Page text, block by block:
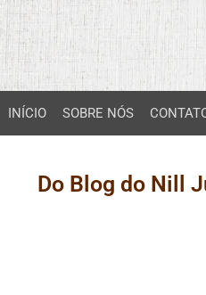
INÍCIO SOBRE NÓS
Do Blog do Nill